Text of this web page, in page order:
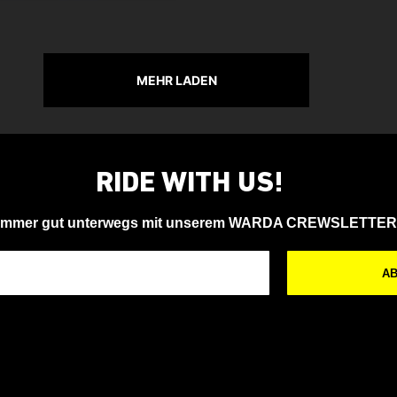
MEHR LADEN
RIDE WITH US!
Immer gut unterwegs mit unserem WARDA